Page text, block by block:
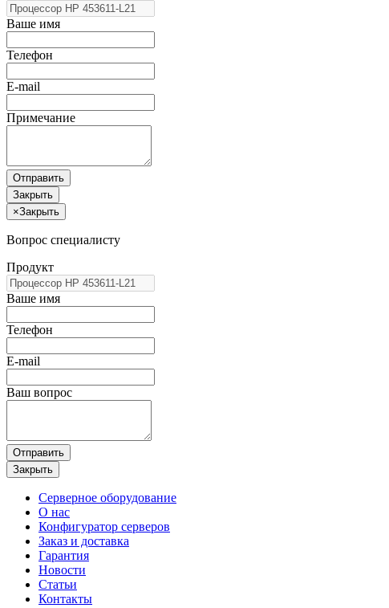
Ваше имя
Телефон
E-mail
Примечание
Отправить
Закрыть
×Закрыть
Вопрос специалисту
Продукт
Ваше имя
Телефон
E-mail
Ваш вопрос
Отправить
Закрыть
Серверное оборудование
О нас
Конфигуратор серверов
Заказ и доставка
Гарантия
Новости
Статьи
Контакты